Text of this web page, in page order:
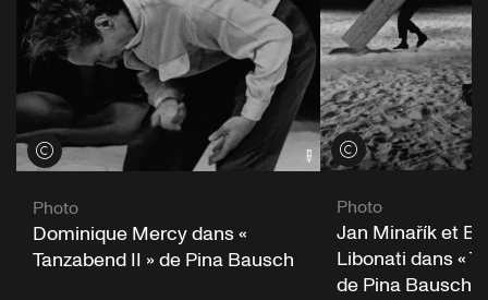
Voir les crédits
Photo
Dominique Mercy dans «
Tanzabend II » de Pina Bausch
Voir les crédits
Photo
Jan Minařík et
Libonati dans «
de Pina Bausch